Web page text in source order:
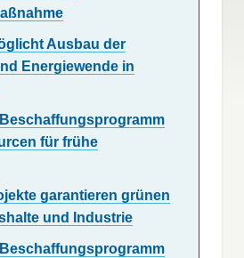
Ausbau der
Energiewende in
für frühe
garantieren grünen
und Industrie